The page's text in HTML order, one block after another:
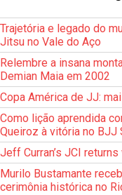
Trajetória e legado do
Jitsu no Vale do Aço
Relembre a insana
Demian Maia em 2002
Copa América de JJ:
Como lição aprendida
Queiroz à vitória no BJJ
Jeff Curran’s JCI
Murilo Bustamante
cerimônia histórica no